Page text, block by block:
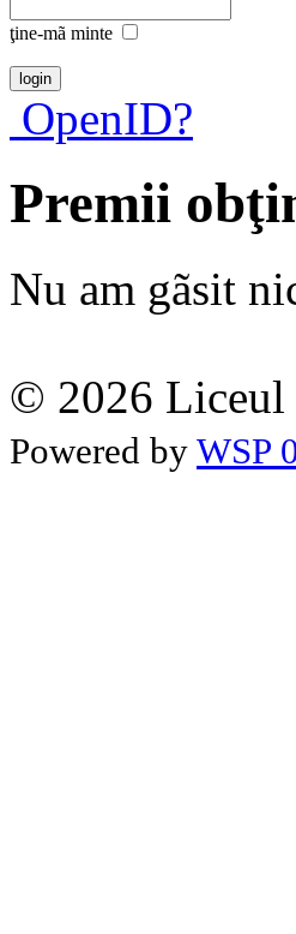
ţine-mã minte
OpenID?
Premii
Nu am gãsit
© 2026
Powered by WSP